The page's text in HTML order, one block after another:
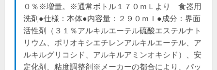
０％※増量。※通常ボトル１７０ｍＬより 食器用
洗剤●仕様：本体●内容量：２９０ｍｌ●成分：界面
活性剤（３１％アルキルエーテル硫酸エステルナト
リウム、ポリオキシエチレンアルキルエーテル、ア
ルキルグリコシド、アルキルアミンオキシド）、安
定化剤、粘度調整剤※メーカーの都合により、パッ